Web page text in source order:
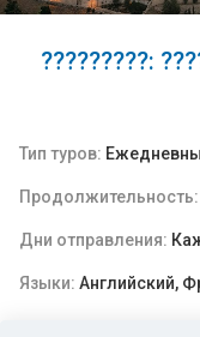
?????????:
Тип туров:
Продолжительность:
Дни отправления:
Языки: Английский,